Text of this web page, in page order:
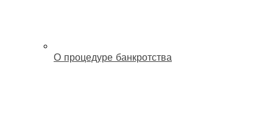
О процедуре банкротства